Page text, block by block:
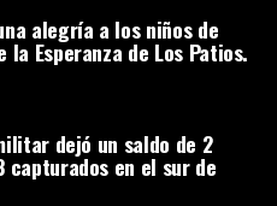
alegría a los niños de
la Esperanza de Los Patios.
dejó un saldo de 2
capturados en el sur de